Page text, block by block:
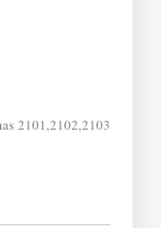
2101,2102,2103